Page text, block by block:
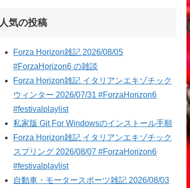
人気の投稿
Forza Horizon雑記 2026/08/05
#ForzaHorizon6 の雑談
Forza Horizon雑記 イタリアンエキゾチック
ウィンター 2026/07/31 #ForzaHorizon6
#festivalplaylist
私家版 Git For Windowsのインストール手順
Forza Horizon雑記 イタリアンエキゾチック
スプリング 2026/08/07 #ForzaHorizon6
#festivalplaylist
自動車・モータースポーツ雑記 2026/08/03